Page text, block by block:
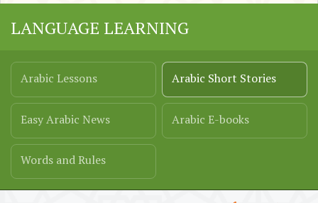
LANGUAGE LEARNING
Arabic Lessons
Arabic Short Stories
Easy Arabic News
Arabic E-books
Words and Rules